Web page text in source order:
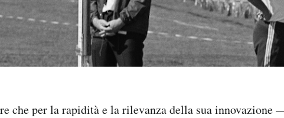
che per la rapidità e la rilevanza della sua